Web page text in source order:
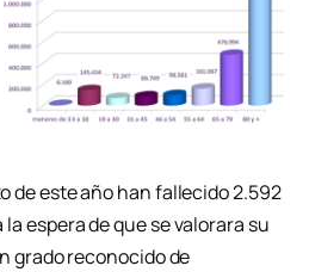
de este año han fallecido 2.592
espera de que se valorara su
grado reconocido de